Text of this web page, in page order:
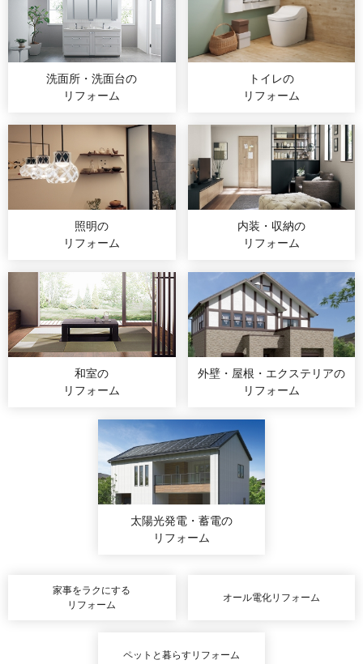
洗面所・洗面台の
リフォーム
トイレの
リフォーム
照明の
リフォーム
内装・収納の
リフォーム
和室の
リフォーム
外壁・屋根・エクステリアの
リフォーム
太陽光発電・蓄電の
リフォーム
家事をラクにする
リフォーム
オール電化リフォーム
ペットと暮らすリフォーム